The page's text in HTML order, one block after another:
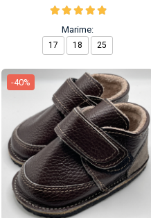
Marime:
17 18 25
-40%